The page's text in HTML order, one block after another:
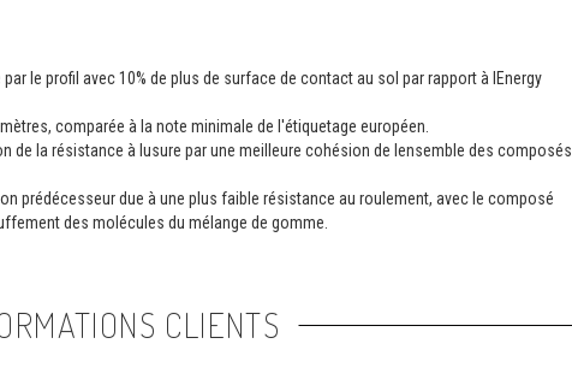
le profil avec 10% de plus de surface de contact au sol par rapport à lEnergy
comparée à la note minimale de l'étiquetage européen.
de la résistance à lusure par une meilleure cohésion de lensemble des composés
prédécesseur due à une plus faible résistance au roulement, avec le composé
des molécules du mélange de gomme.
CLIENTS